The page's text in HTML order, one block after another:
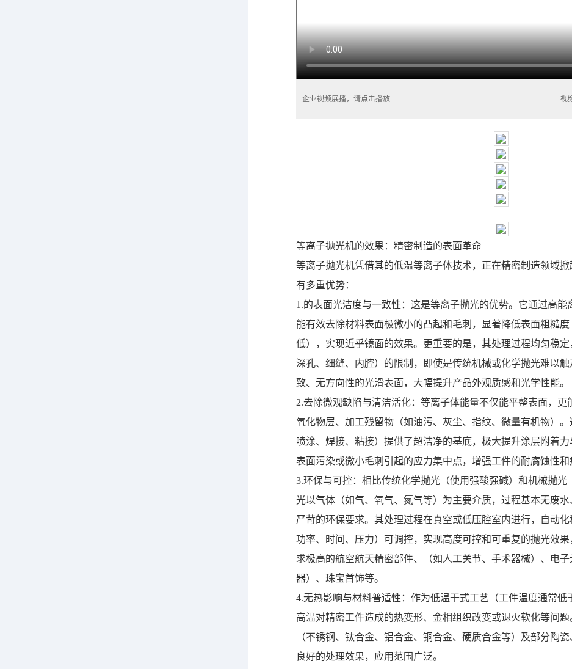
企业视频展播，请点击播放 视
等离子抛光机的效果：精密制造的表面革命
等离子抛光机凭借其的低温等离子体技术，正在精密制造领域
有多重优势：
1.的表面光洁度与一致性：这是等离子抛光的优势。它通过高能
能有效去除材料表面极微小的凸起和毛刺，显著降低表面粗糙度
低），实现近乎镜面的效果。更重要的是，其处理过程均匀稳
深孔、细缝、内腔）的限制，即使是传统机械或化学抛光难以
致、无方向性的光滑表面，大幅提升产品外观质感和光学性能。
2.去除微观缺陷与清洁活化：等离子体能量不仅能平整表面，更
氧化物层、加工残留物（如油污、灰尘、指纹、微量有机物）。
喷涂、焊接、粘接）提供了超洁净的基底，极大提升涂层附着
表面污染或微小毛刺引起的应力集中点，增强工件的耐腐蚀性和
3.环保与可控：相比传统化学抛光（使用强酸强碱）和机械抛光
光以气体（如气、氧气、氮气等）为主要介质，过程基本无废
严苛的环保要求。其处理过程在真空或低压腔室内进行，自动化
功率、时间、压力）可调控，实现高度可控和可重复的抛光效
求极高的航空航天精密部件、（如人工关节、手术器械）、电
器）、珠宝首饰等。
4.无热影响与材料普适性：作为低温干式工艺（工件温度通常低
高温对精密工件造成的热变形、金相组织改变或退火软化等问
（不锈钢、钛合金、铝合金、铜合金、硬质合金等）及部分陶
良好的处理效果，应用范围广泛。